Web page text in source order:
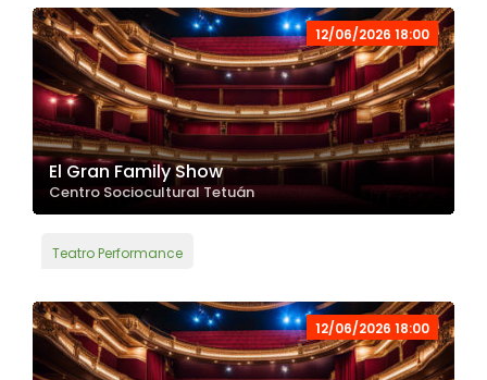
12/06/2026 18:00
El Gran Family Show
Centro Sociocultural Tetuán
Teatro Performance
12/06/2026 18:00